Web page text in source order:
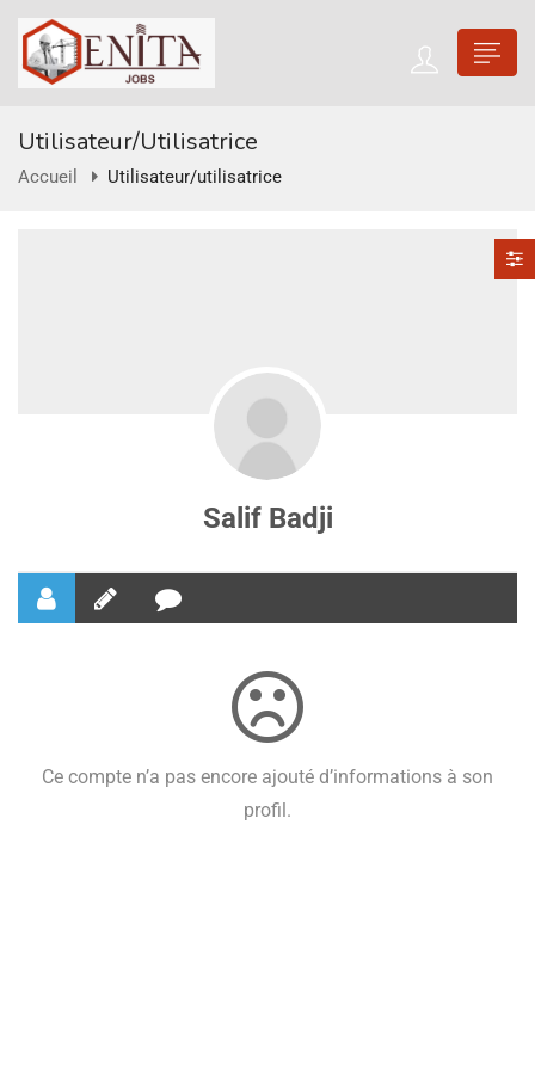
Utilisateur/utilisatrice
Accueil Utilisateur/utilisatrice
Salif Badji
Ce compte n’a pas encore ajouté d’informations à son
profil.